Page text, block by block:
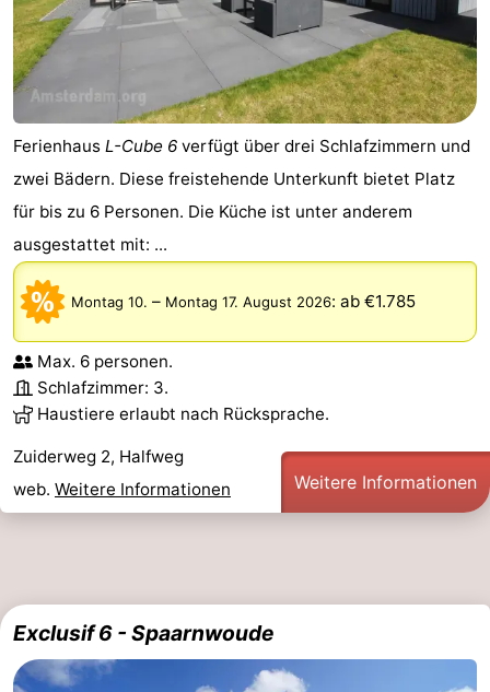
Ferienhaus L-Cube 6 verfügt über drei Schlafzimmern und
zwei Bädern. Diese freistehende Unterkunft bietet Platz
für bis zu 6 Personen. Die Küche ist unter anderem
ausgestattet mit: ...
Montag 10. – Montag 17. August 2026: ab €1.785
Max. 6 personen.
Schlafzimmer: 3.
Haustiere erlaubt nach Rücksprache.
Zuiderweg 2, Halfweg
web. Weitere Informationen Weitere Informationen
Exclusif 6 - Spaarnwoude